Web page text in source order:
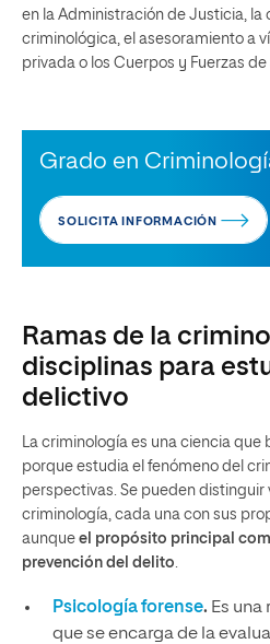
en la Administración de Justicia, la
criminológica, el asesoramiento a
privada o los Cuerpos y Fuerzas
Grado en
SOLICITA INFORMACIÓN
Ramas de la
disciplinas para
delictivo
La criminología es una ciencia
porque estudia el fenómeno del
perspectivas. Se pueden distinguir
criminología, cada una con sus
aunque el propósito principal
prevención del delito
Psicología forense. Es
que se encarga de la